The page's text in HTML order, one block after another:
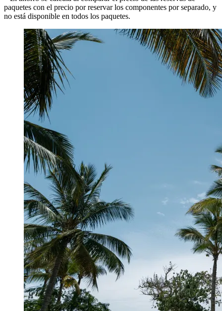
paquetes con el precio por reservar los componentes por separado, y
no está disponible en todos los paquetes.